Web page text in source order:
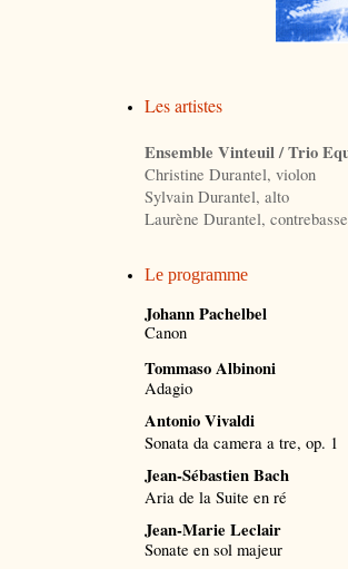
Les artistes
Ensemble Vinteuil / Trio
Christine Durantel, violon
Sylvain Durantel, alto
Laurène Durantel, contrebasse
Le programme
Johann Pachelbel
Canon
Tommaso Albinoni
Adagio
Antonio Vivaldi
Sonata da camera a tre, op. 1
Jean-Sébastien Bach
Aria de la Suite en ré
Jean-Marie Leclair
Sonate en sol majeur